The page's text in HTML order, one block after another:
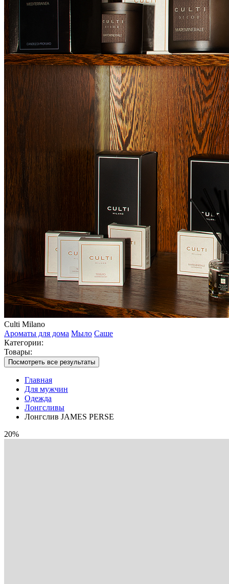
Culti Milano
Ароматы для дома Мыло Саше
Категории:
Товары:
Посмотреть все результаты
Главная
Для мужчин
Одежда
Лонгсливы
Лонгслив JAMES PERSE
20%